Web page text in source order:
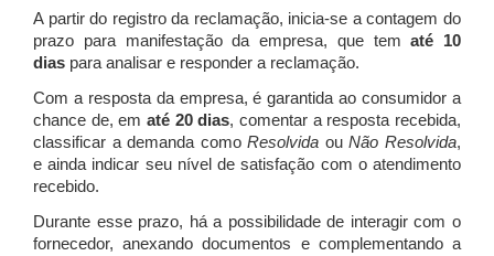
A partir do registro da reclamação, inicia-se a contagem do
prazo para manifestação da empresa, que tematé 10
dias para analisar e responder a reclamação.
Com a resposta da empresa, é garantida ao consumidor a
chance de, em até 20 dias, comentar a resposta recebida,
classificar a demanda comoResolvida ouNão Resolvida,
e ainda indicar seu nível de satisfação com o atendimento
recebido.
Durante esse prazo, há a possibilidade de interagir com o
fornecedor, anexando documentos e complementando a